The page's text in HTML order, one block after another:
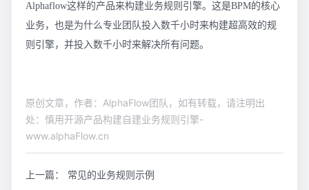
Alphaflow这样的产品来构建业务规则引擎。这是BPM的核心
业务，也是为什么专业团队投入数千小时来构建超高效的规
则引擎，并投入数千小时来解决所有问题。
原创文章，作者：AlphaFlow团队，如有转载，请注明出
处：慎用开源产品构建自建业务规则引擎-
www.alphaFlow.cn
上一篇：
常见的业务规则示例